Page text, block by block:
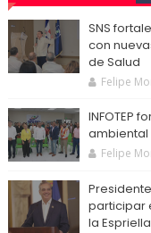
SNS
con
de Salud
Felipe
INFOTEP
ambiental
Felipe
participar
la Espriella